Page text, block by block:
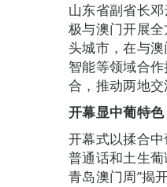
山东省副省长
极与澳门开展
头城市，在与
智能等领域合
合，推动两地交
开幕显中葡特色
开幕式以揉合
普通话和土生
青岛澳门周”揭